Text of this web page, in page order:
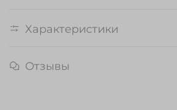
Характеристики
Отзывы